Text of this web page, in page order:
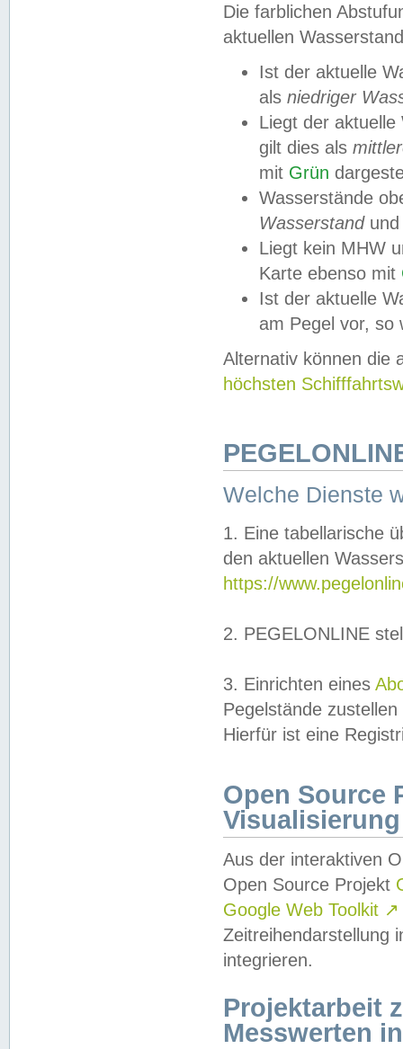
Die farblichen
aktuellen
Ist der aktuelle
als niedriger
Liegt der
gilt dies als
mit Grün
Wasserstände
Wasserstandund
Liegt kein MHW
Karte ebenso mit
Ist der aktuelle
am Pegel vor,
Alternativ können die
höchsten
Welche Dienste
1. Eine tabellarische
den aktuellen
https://
2. PEGELONLINE
3. Einrichten eines
Pegelstände
Hierfür ist eine
Open Source
Visualisierung
Aus der interaktiven
Open Source Projekt
Google Web Toolkit ↗
Zeitreihendarstellung
integrieren.
Projektarbeit
Messwerten